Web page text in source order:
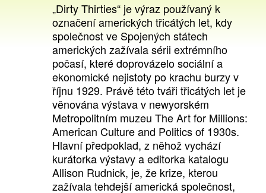
„Dirty Thirties“ je výraz používaný k
označení amerických třicátých let, kdy
společnost ve Spojených státech
amerických zažívala sérii extrémního
počasí, které doprovázelo sociální a
ekonomické nejistoty po krachu burzy v
říjnu 1929. Právě této tváři třicátých let je
věnována výstava v newyorském
Metropolitním muzeu The Art for Millions:
American Culture and Politics of 1930s.
Hlavní předpoklad, z něhož vychází
kurátorka výstavy a editorka katalogu
Allison Rudnick, je, že krize, kterou
zažívala tehdejší americká společnost,